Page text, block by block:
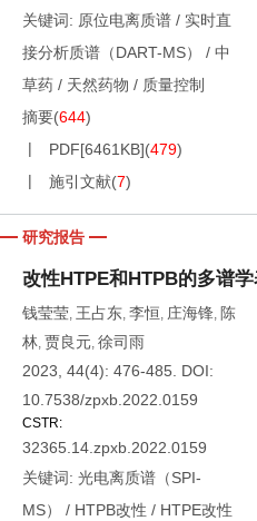
关键词: 原位电离质谱 / 实时直
接分析质谱（DART-MS）
/ 中
草药 / 天然药物 / 质量控制
摘要(644)
PDF[6461KB](479)
施引文献(7)
研究报告
改性HTPE和HTPB的多谱
钱莹莹, 王占东, 李恒, 庄海锋, 陈
林, 贾良元, 徐司雨
2023, 44(4): 476-485.
DOI:
10.7538/zpxb.2022.0159
CSTR:
32365.14.zpxb.2022.0159
关键词: 光电离质谱（SPI-
MS）
/ HTPB改性 / HTPE改性